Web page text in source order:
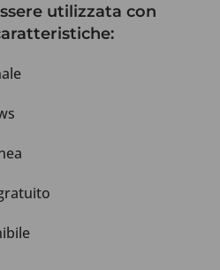
utilizzata con